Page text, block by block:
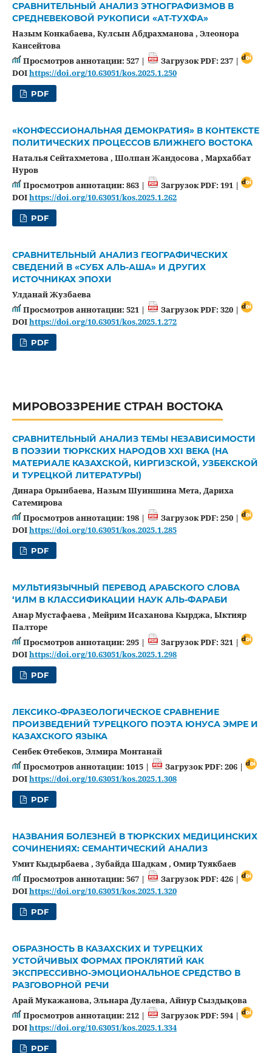
СРАВНИТЕЛЬНЫЙ АНАЛИЗ ЭТНОГРАФИЗМОВ В
СРЕДНЕВЕКОВОЙ РУКОПИСИ «АТ-ТУХФА»
Назым Конкабаева, Кулсын Абдрахманова , Элеонора
Кансейтова
Просмотров аннотации: 527 |
Загрузок PDF: 237 |
DOIhttps://doi.org/10.63051/kos.2025.1.250
PDF
«КОНФЕССИОНАЛЬНАЯ ДЕМОКРАТИЯ» В КОНТЕКСТЕ
ПОЛИТИЧЕСКИХ ПРОЦЕССОВ БЛИЖНЕГО ВОСТОКА
Наталья Сейтахметова , Шолпан Жандосова , Мархаббат
Нуров
Просмотров аннотации: 863 |
Загрузок PDF: 191 |
DOIhttps://doi.org/10.63051/kos.2025.1.262
PDF
СРАВНИТЕЛЬНЫЙ АНАЛИЗ ГЕОГРАФИЧЕСКИХ
СВЕДЕНИЙ В «СУБХ АЛЬ-АША» И ДРУГИХ
ИСТОЧНИКАХ ЭПОХИ
Улданай Жузбаева
Просмотров аннотации: 521 |
Загрузок PDF: 320 |
DOIhttps://doi.org/10.63051/kos.2025.1.272
PDF
МИРОВОЗЗРЕНИЕ СТРАН ВОСТОКА
СРАВНИТЕЛЬНЫЙ АНАЛИЗ ТЕМЫ НЕЗАВИСИМОСТИ
В ПОЭЗИИ ТЮРКСКИХ НАРОДОВ XXI ВЕКА (НА
МАТЕРИАЛЕ КАЗАХСКОЙ, КИРГИЗСКОЙ, УЗБЕКСКОЙ
И ТУРЕЦКОЙ ЛИТЕРАТУРЫ)
Динара Орынбаева, Назым Шуиншина Мета, Дариха
Сатемирова
Просмотров аннотации: 198 |
Загрузок PDF: 250 |
DOIhttps://doi.org/10.63051/kos.2025.1.285
PDF
МУЛЬТИЯЗЫЧНЫЙ ПЕРЕВОД АРАБСКОГО СЛОВА
‘ИЛМ В КЛАССИФИКАЦИИ НАУК АЛЬ-ФАРАБИ
Анар Мустафаева , Мейрим Исаханова Кырджа, Ыктияр
Палторе
Просмотров аннотации: 295 |
Загрузок PDF: 321 |
DOIhttps://doi.org/10.63051/kos.2025.1.298
PDF
ЛЕКСИКО-ФРАЗЕОЛОГИЧЕСКОЕ СРАВНЕНИЕ
ПРОИЗВЕДЕНИЙ ТУРЕЦКОГО ПОЭТА ЮНУСА ЭМРЕ И
КАЗАХСКОГО ЯЗЫКА
Сенбек Өтебеков, Элмира Монтанай
Просмотров аннотации: 1015 |
Загрузок PDF: 206 |
DOIhttps://doi.org/10.63051/kos.2025.1.308
PDF
НАЗВАНИЯ БОЛЕЗНЕЙ В ТЮРКСКИХ МЕДИЦИНСКИХ
СОЧИНЕНИЯХ: СЕМАНТИЧЕСКИЙ АНАЛИЗ
Умит Кыдырбаева , Зубайда Шадкам , Oмир Туякбаев
Просмотров аннотации: 567 |
Загрузок PDF: 426 |
DOIhttps://doi.org/10.63051/kos.2025.1.320
PDF
ОБРАЗНОСТЬ В КАЗАХСКИХ И ТУРЕЦКИХ
УСТОЙЧИВЫХ ФОРМАХ ПРОКЛЯТИЙ КАК
ЭКСПРЕССИВНО-ЭМОЦИОНАЛЬНОЕ СРЕДСТВО В
РАЗГОВОРНОЙ РЕЧИ
Арай Мукажанова, Эльнара Дулаева, Айнур Сыздықова
Просмотров аннотации: 212 |
Загрузок PDF: 594 |
DOIhttps://doi.org/10.63051/kos.2025.1.334
PDF